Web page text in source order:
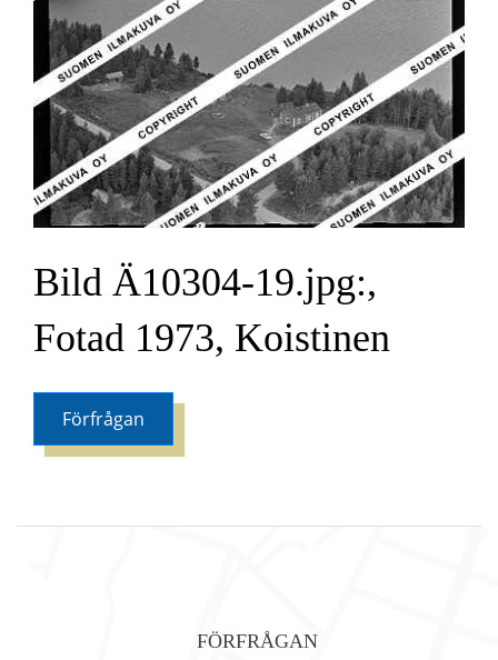
Bild Ä10304-19.jpg:,
Fotad 1973, Koistinen
Förfrågan
FÖRFRÅGAN